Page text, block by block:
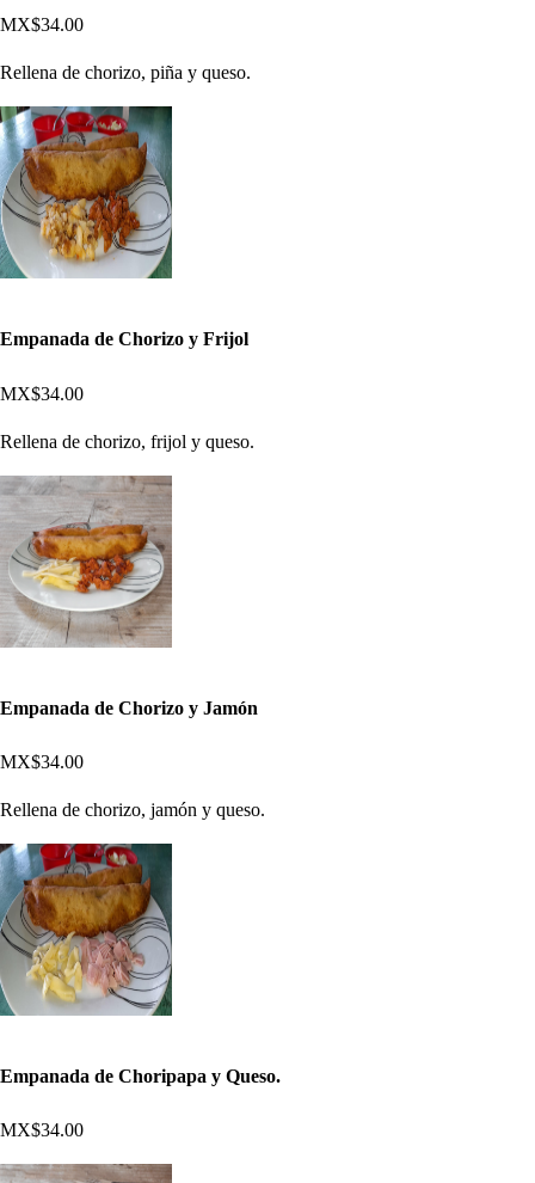
MX$34.00
Rellena de chorizo, piña y queso.
Empanada de Chorizo y Frijol
MX$34.00
Rellena de chorizo, frijol y queso.
Empanada de Chorizo y Jamón
MX$34.00
Rellena de chorizo, jamón y queso.
Empanada de Choripapa y Queso.
MX$34.00